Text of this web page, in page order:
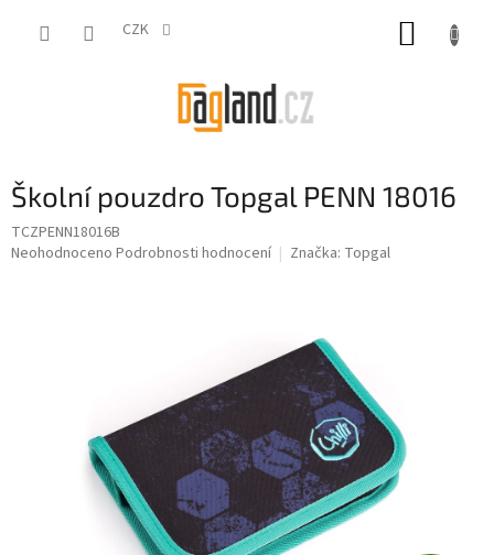
CZK
Školní pouzdro Topgal PENN 18016
TCZPENN18016B
Průměrné
Neohodnoceno Podrobnosti hodnocení Značka: Topgal